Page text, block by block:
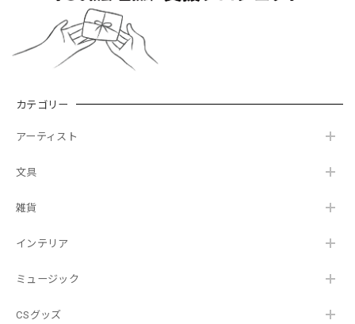
カテゴリー
アーティスト
文具
雑貨
インテリア
ミュージック
CSグッズ